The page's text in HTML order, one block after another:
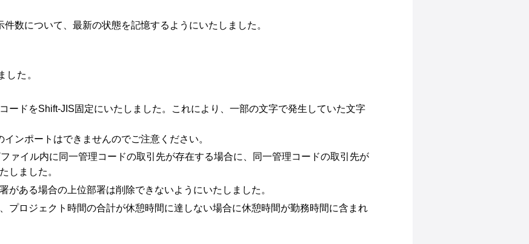
数について、最新の状態を記憶するようにいたしました。
した。
ードをShift-JIS固定にいたしました。これにより、一部の文字で発生していた文字
ンポートはできませんのでご注意ください。
ァイル内に同一管理コードの取引先が存在する場合に、同一管理コードの取引先が
しました。
がある場合の上位部署は削除できないようにいたしました。
プロジェクト時間の合計が休憩時間に達しない場合に休憩時間が勤務時間に含まれ